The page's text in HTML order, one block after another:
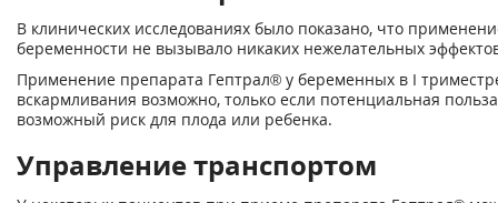
В клинических исследованиях было показано, что
беременности не вызывало никаких нежелательных
Применение препарата Гептрал® у беременных в I
вскармливания возможно, только если потенциальная
возможный риск для плода или ребенка.
Управление транспортом